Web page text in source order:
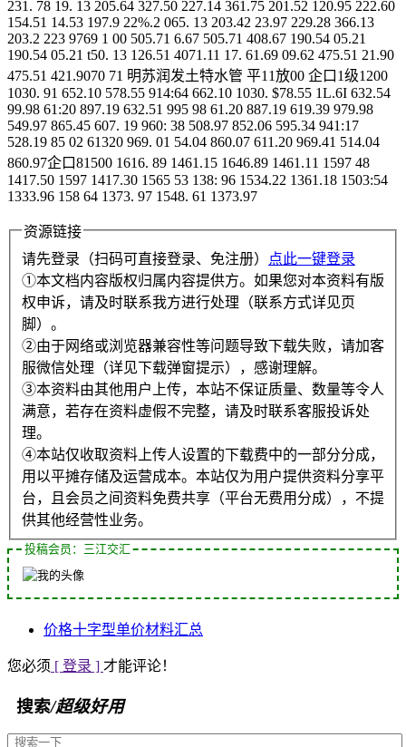
231. 78 19. 13 205.64 327.50 227.14 361.75 201.52 120.95 222.60
154.51 14.53 197.9 22%.2 065. 13 203.42 23.97 229.28 366.13
203.2 223 9769 1 00 505.71 6.67 505.71 408.67 190.54 05.21
190.54 05.21 t50. 13 126.51 4071.11 17. 61.69 09.62 475.51 21.90
475.51 421.9070 71 明苏润发土特水管 平11放00 企口1级1200
1030. 91 652.10 578.55 914:64 662.10 1030. $78.55 1L.6I 632.54
99.98 61:20 897.19 632.51 995 98 61.20 887.19 619.39 979.98
549.97 865.45 607. 19 960: 38 508.97 852.06 595.34 941:17
528.19 85 02 61320 969. 01 54.04 860.07 611.20 969.41 514.04
860.97企口81500 1616. 89 1461.15 1646.89 1461.11 1597 48
1417.50 1597 1417.30 1565 53 138: 96 1534.22 1361.18 1503:54
1333.96 158 64 1373. 97 1548. 61 1373.97
资源链接
请先登录（扫码可直接登录、免注册）
点此一键登录
①本文档内容版权归属内容提供方。如果您对本资料有版
权申诉，请及时联系我方进行处理（联系方式详见页
脚）。
②由于网络或浏览器兼容性等问题导致下载失败，请加客
服微信处理（详见下载弹窗提示），感谢理解。
③本资料由其他用户上传，本站不保证质量、数量等令人
满意，若存在资料虚假不完整，请及时联系客服投诉处
理。
④本站仅收取资料上传人设置的下载费中的一部分分成，
用以平摊存储及运营成本。本站仅为用户提供资料分享平
台，且会员之间资料免费共享（平台无费用分成），不提
供其他经营性业务。
投稿会员：三江交汇
价格十字型单价材料汇总
您必须 [ 登录 ] 才能评论！
搜索/超级好用